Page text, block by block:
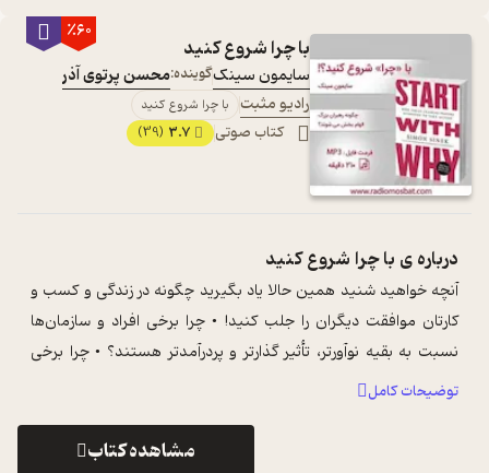
٪60
با چرا شروع کنید
سایمون سینکگوینده:محسن پرتوی آذر
رادیو مثبت
با چرا شروع کنید
کتاب صوتی 3.7
(39)
درباره ی با چرا شروع کنید
آنچه خواهید شنید همین حالا یاد بگیرید چگونه در زندگی و کسب و
کارتان موافقت دیگران را جلب کنید! • چرا برخی افراد و سازمان‌ها
نسبت به بقیه نوآورتر، تأثیر گذارتر و پردرآمدتر هستند؟ • چرا برخی
سازمان ......
توضیحات کامل
مشاهده کتاب